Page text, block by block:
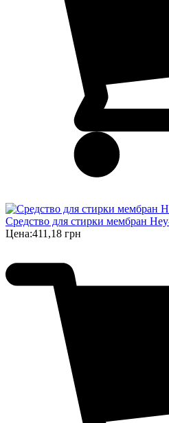
Средство для стирки мембран
Цена:411,18 грн